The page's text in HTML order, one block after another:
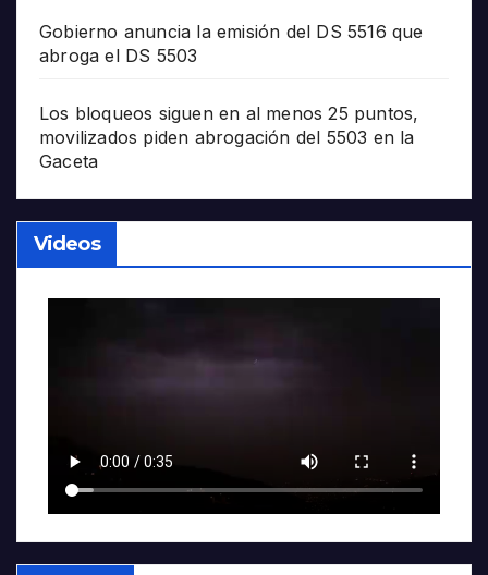
Gobierno anuncia la emisión del DS 5516 que
abroga el DS 5503
Los bloqueos siguen en al menos 25 puntos,
movilizados piden abrogación del 5503 en la
Gaceta
Videos